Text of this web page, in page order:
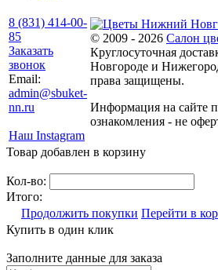
8 (831) 414-00-
85
Заказать
звонок
Email:
admin@sbuket-
nn.ru
Наш Instagram
© 2009 - 2026 Салон
Круглосуточная
Новгороде и
права защищены.
Информация на сайте
ознакомления - не
Товар добавлен в корзину
Кол-во:
Итого:
Продолжить покупки Перейти в
Купить в один клик
Заполните данные для заказа